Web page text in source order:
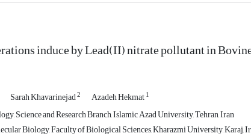
induce by Lead(II) nitrate pollutant in
Sarah Khavarinejad2 Azadeh Hekmat1
Science and Research Branch, Islamic Azad University, Tehran, Iran
Biology, Faculty of Biological Sciences, Kharazmi University, Karaj,